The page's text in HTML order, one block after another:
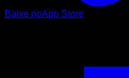
Baixe noApp Store